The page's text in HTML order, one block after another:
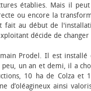
établies. Mais il
ou encore la
fait au début de
décide de
Prodel. Il est
un an et demi, il a
10 ha de Colza et
d’oléagineux ainsi